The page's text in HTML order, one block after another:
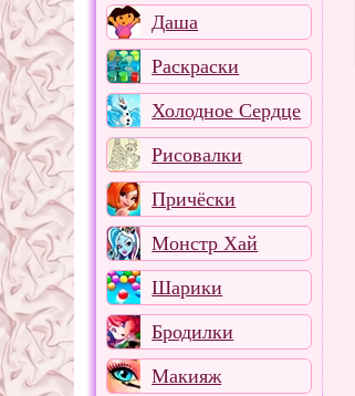
Даша
Раскраски
Холодное Сердце
Рисовалки
Причёски
Монстр Хай
Шарики
Бродилки
Макияж